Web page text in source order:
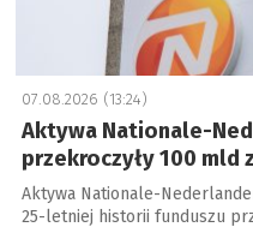
07.08.2026 (13:24)
Aktywa Nationale-
przekroczyły 100 mld
Aktywa Nationale-
25-letniej historii funduszu